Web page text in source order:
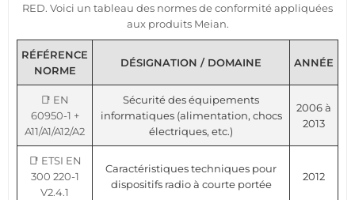
RED. Voici un tableau des normes de conformité appliquées
aux produits Meian.
RÉFÉRENCE
NORME
DÉSIGNATION / DOMAINE ANNÉE
📑 EN
60950-1 +
A11/A1/A12/A2
Sécurité des équipements
informatiques (alimentation, chocs
électriques, etc.)
2006 à
2013
📑 ETSI EN
300 220-1
V2.4.1
Caractéristiques techniques pour
dispositifs radio à courte portée
2012